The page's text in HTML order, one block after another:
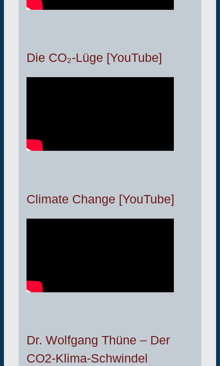
Die CO₂-Lüge [YouTube]
Climate Change [YouTube]
Dr. Wolfgang Thüne – Der
CO2-Klima-Schwindel